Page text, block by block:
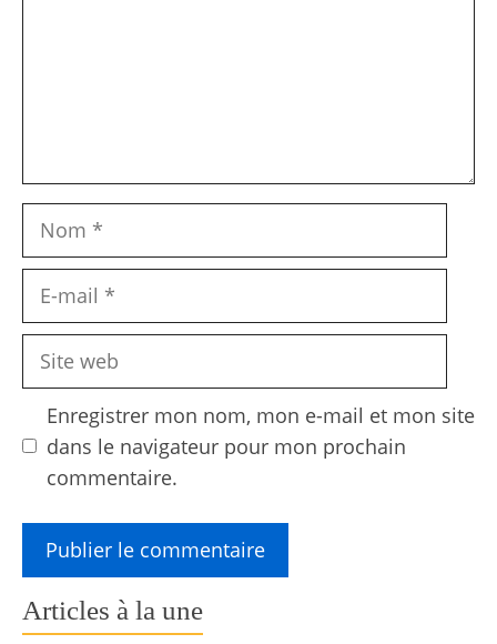
Nom
Site
Enregistrer mon nom, mon e-mail et mon site
dans le navigateur pour mon prochain
commentaire.
Articles à la une